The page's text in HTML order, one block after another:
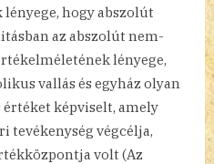
hogy abszolút
az abszolút nem-
lényege,
vallás és egyház olyan
képviselt, amely
tevékenység végcélja,
volt (Az